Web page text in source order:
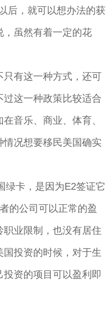
后，就可以想办法的获
，虽然有着一定的花
有这一种方式，还可
这一种政策比较适合
音乐、商业、体育、
况想要移民美国确实
卡，是因为E2签证它
的公司可以正常的盈
业限制，也没有居住
投资的时候，对于生
资的项目可以盈利即